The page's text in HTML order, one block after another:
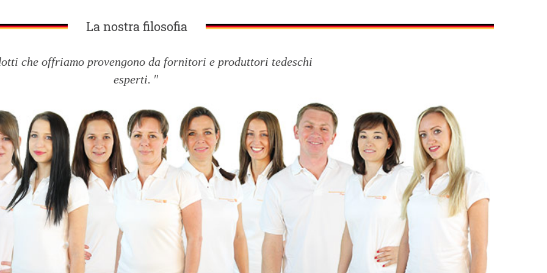
La nostra filosofia
che offriamo provengono da fornitori e produttori tedeschi
esperti.